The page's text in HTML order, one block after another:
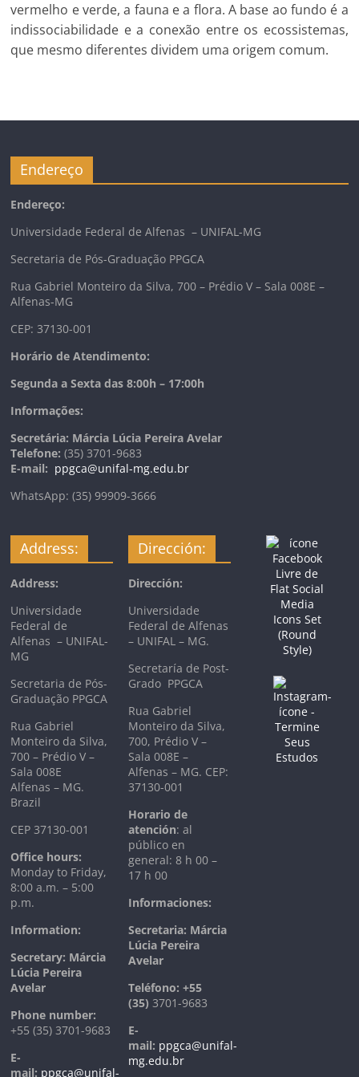
vermelho e verde, a fauna e a flora. A base ao fundo é a
indissociabilidade e a conexão entre os ecossistemas,
que mesmo diferentes dividem uma origem comum.
Endereço
Endereço:
Universidade Federal de Alfenas – UNIFAL-MG
Secretaria de Pós-Graduação PPGCA
Rua Gabriel Monteiro da Silva, 700 – Prédio V – Sala 008E –
Alfenas-MG
CEP: 37130-001
Horário de Atendimento:
Segunda a Sexta das 8:00h – 17:00h
Informações:
Secretária: Márcia Lúcia Pereira Avelar
Telefone: (35) 3701-9683
E-mail: ppgca@unifal-mg.edu.br
WhatsApp: (35) 99909-3666
Address:
Address:
Universidade
Federal de
Alfenas – UNIFAL-
MG
Secretaria de Pós-
Graduação PPGCA
Rua Gabriel
Monteiro da Silva,
700 – Prédio V –
Sala 008E
Alfenas – MG.
Brazil
CEP 37130-001
Office hours:
Monday to Friday,
8:00 a.m. – 5:00
p.m.
Information:
Secretary: Márcia
Lúcia Pereira
Avelar
Phone number:
+55 (35) 3701-9683
E-
mail: ppgca@unifal-
Dirección:
Dirección:
Universidade
Federal de Alfenas
– UNIFAL – MG.
Secretaría de Post-
Grado PPGCA
Rua Gabriel
Monteiro da Silva,
700, Prédio V –
Sala 008E –
Alfenas – MG. CEP:
37130-001
Horario de
atención: al
público en
general: 8 h 00 –
17 h 00
Informaciones:
Secretaria: Márcia
Lúcia Pereira
Avelar
Teléfono: +55
(35)3701-9683
E-
mail: ppgca@unifal-
mg.edu.br